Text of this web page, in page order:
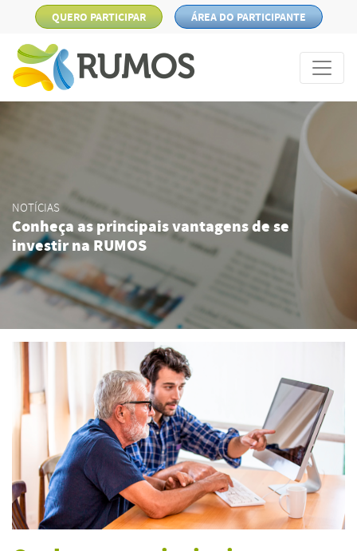
QUERO PARTICIPAR ÁREA DO PARTICIPANTE
NOTÍCIAS
Conheça as principais vantagens de se
investir na RUMOS